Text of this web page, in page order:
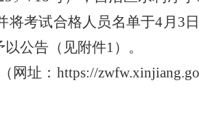
将考试合格人员名单于4月 3
以公告 （见附件1）。
（网址： https://